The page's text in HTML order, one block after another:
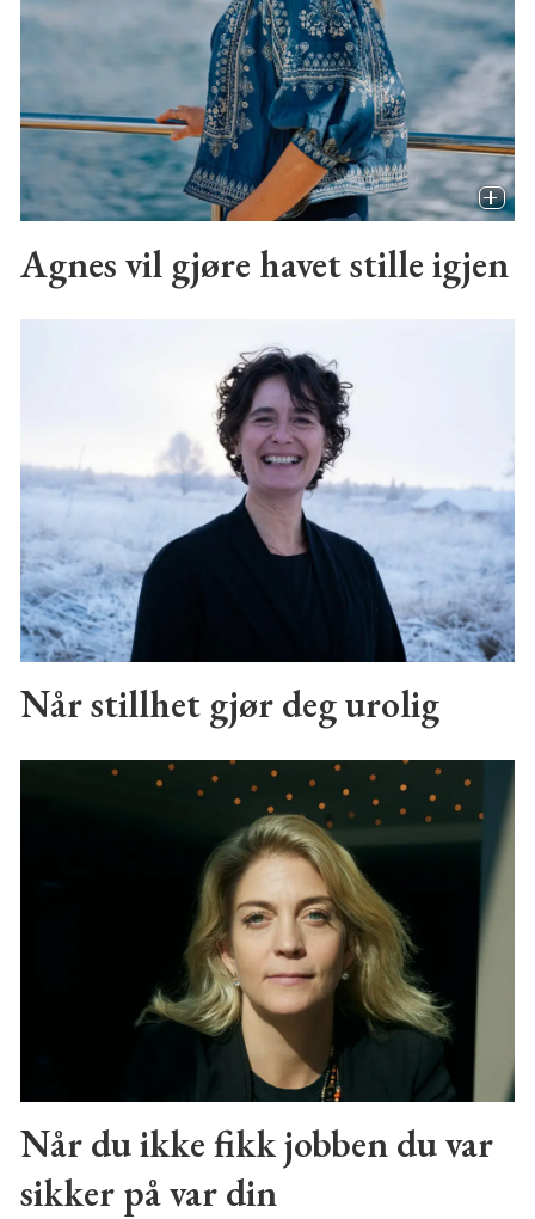
Agnes vil gjøre havet stille igjen
Når stillhet gjør deg urolig
Når du ikke fikk jobben du var
sikker på var din